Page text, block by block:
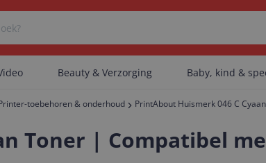
Er zijn geen categorieën gevonden.
Beauty & Verzorging Baby, kind &
toebehoren & onderhoud PrintAbout Huismerk 046 C
Toner | Compatibel met